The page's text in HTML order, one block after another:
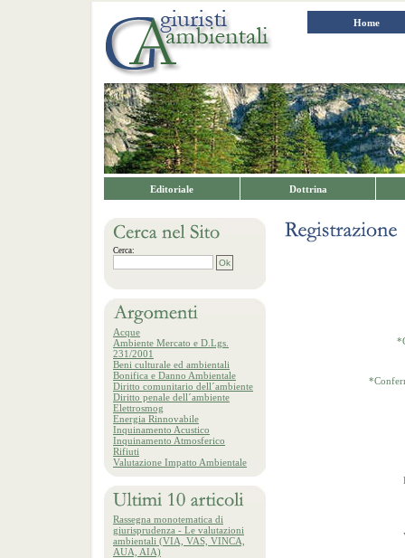
Home
Editoriale Dottrina
Cerca:
Acque
Ambiente Mercato e D.Lgs.
231/2001
Beni culturale ed ambientali
Bonifica e Danno Ambientale
Diritto comunitario dell´ambiente
Diritto penale dell´ambiente
Elettrosmog
Energia Rinnovabile
Inquinamento Acustico
Inquinamento Atmosferico
Rifiuti
Valutazione Impatto Ambientale
Rassegna monotematica di
giurisprudenza - Le valutazioni
ambientali (VIA, VAS, VINCA,
AUA, AIA)